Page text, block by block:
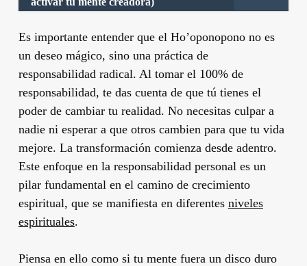
Es importante entender que el Ho’oponopono no es
un deseo mágico, sino una práctica de
responsabilidad radical. Al tomar el 100% de
responsabilidad, te das cuenta de que tú tienes el
poder de cambiar tu realidad. No necesitas culpar a
nadie ni esperar a que otros cambien para que tu vida
mejore. La transformación comienza desde adentro.
Este enfoque en la responsabilidad personal es un
pilar fundamental en el camino de crecimiento
espiritual, que se manifiesta en diferentes niveles
espirituales.
Piensa en ello como si tu mente fuera un disco duro